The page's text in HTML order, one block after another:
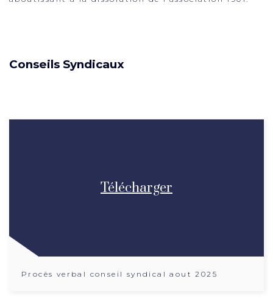
Conseils Syndicaux
Télécharger
Procès verbal conseil syndical aout 2025